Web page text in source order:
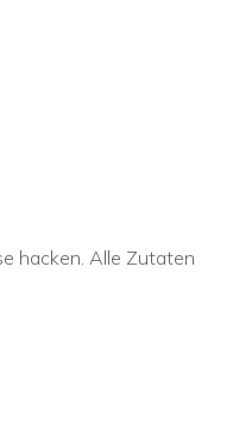
hacken. Alle Zutaten